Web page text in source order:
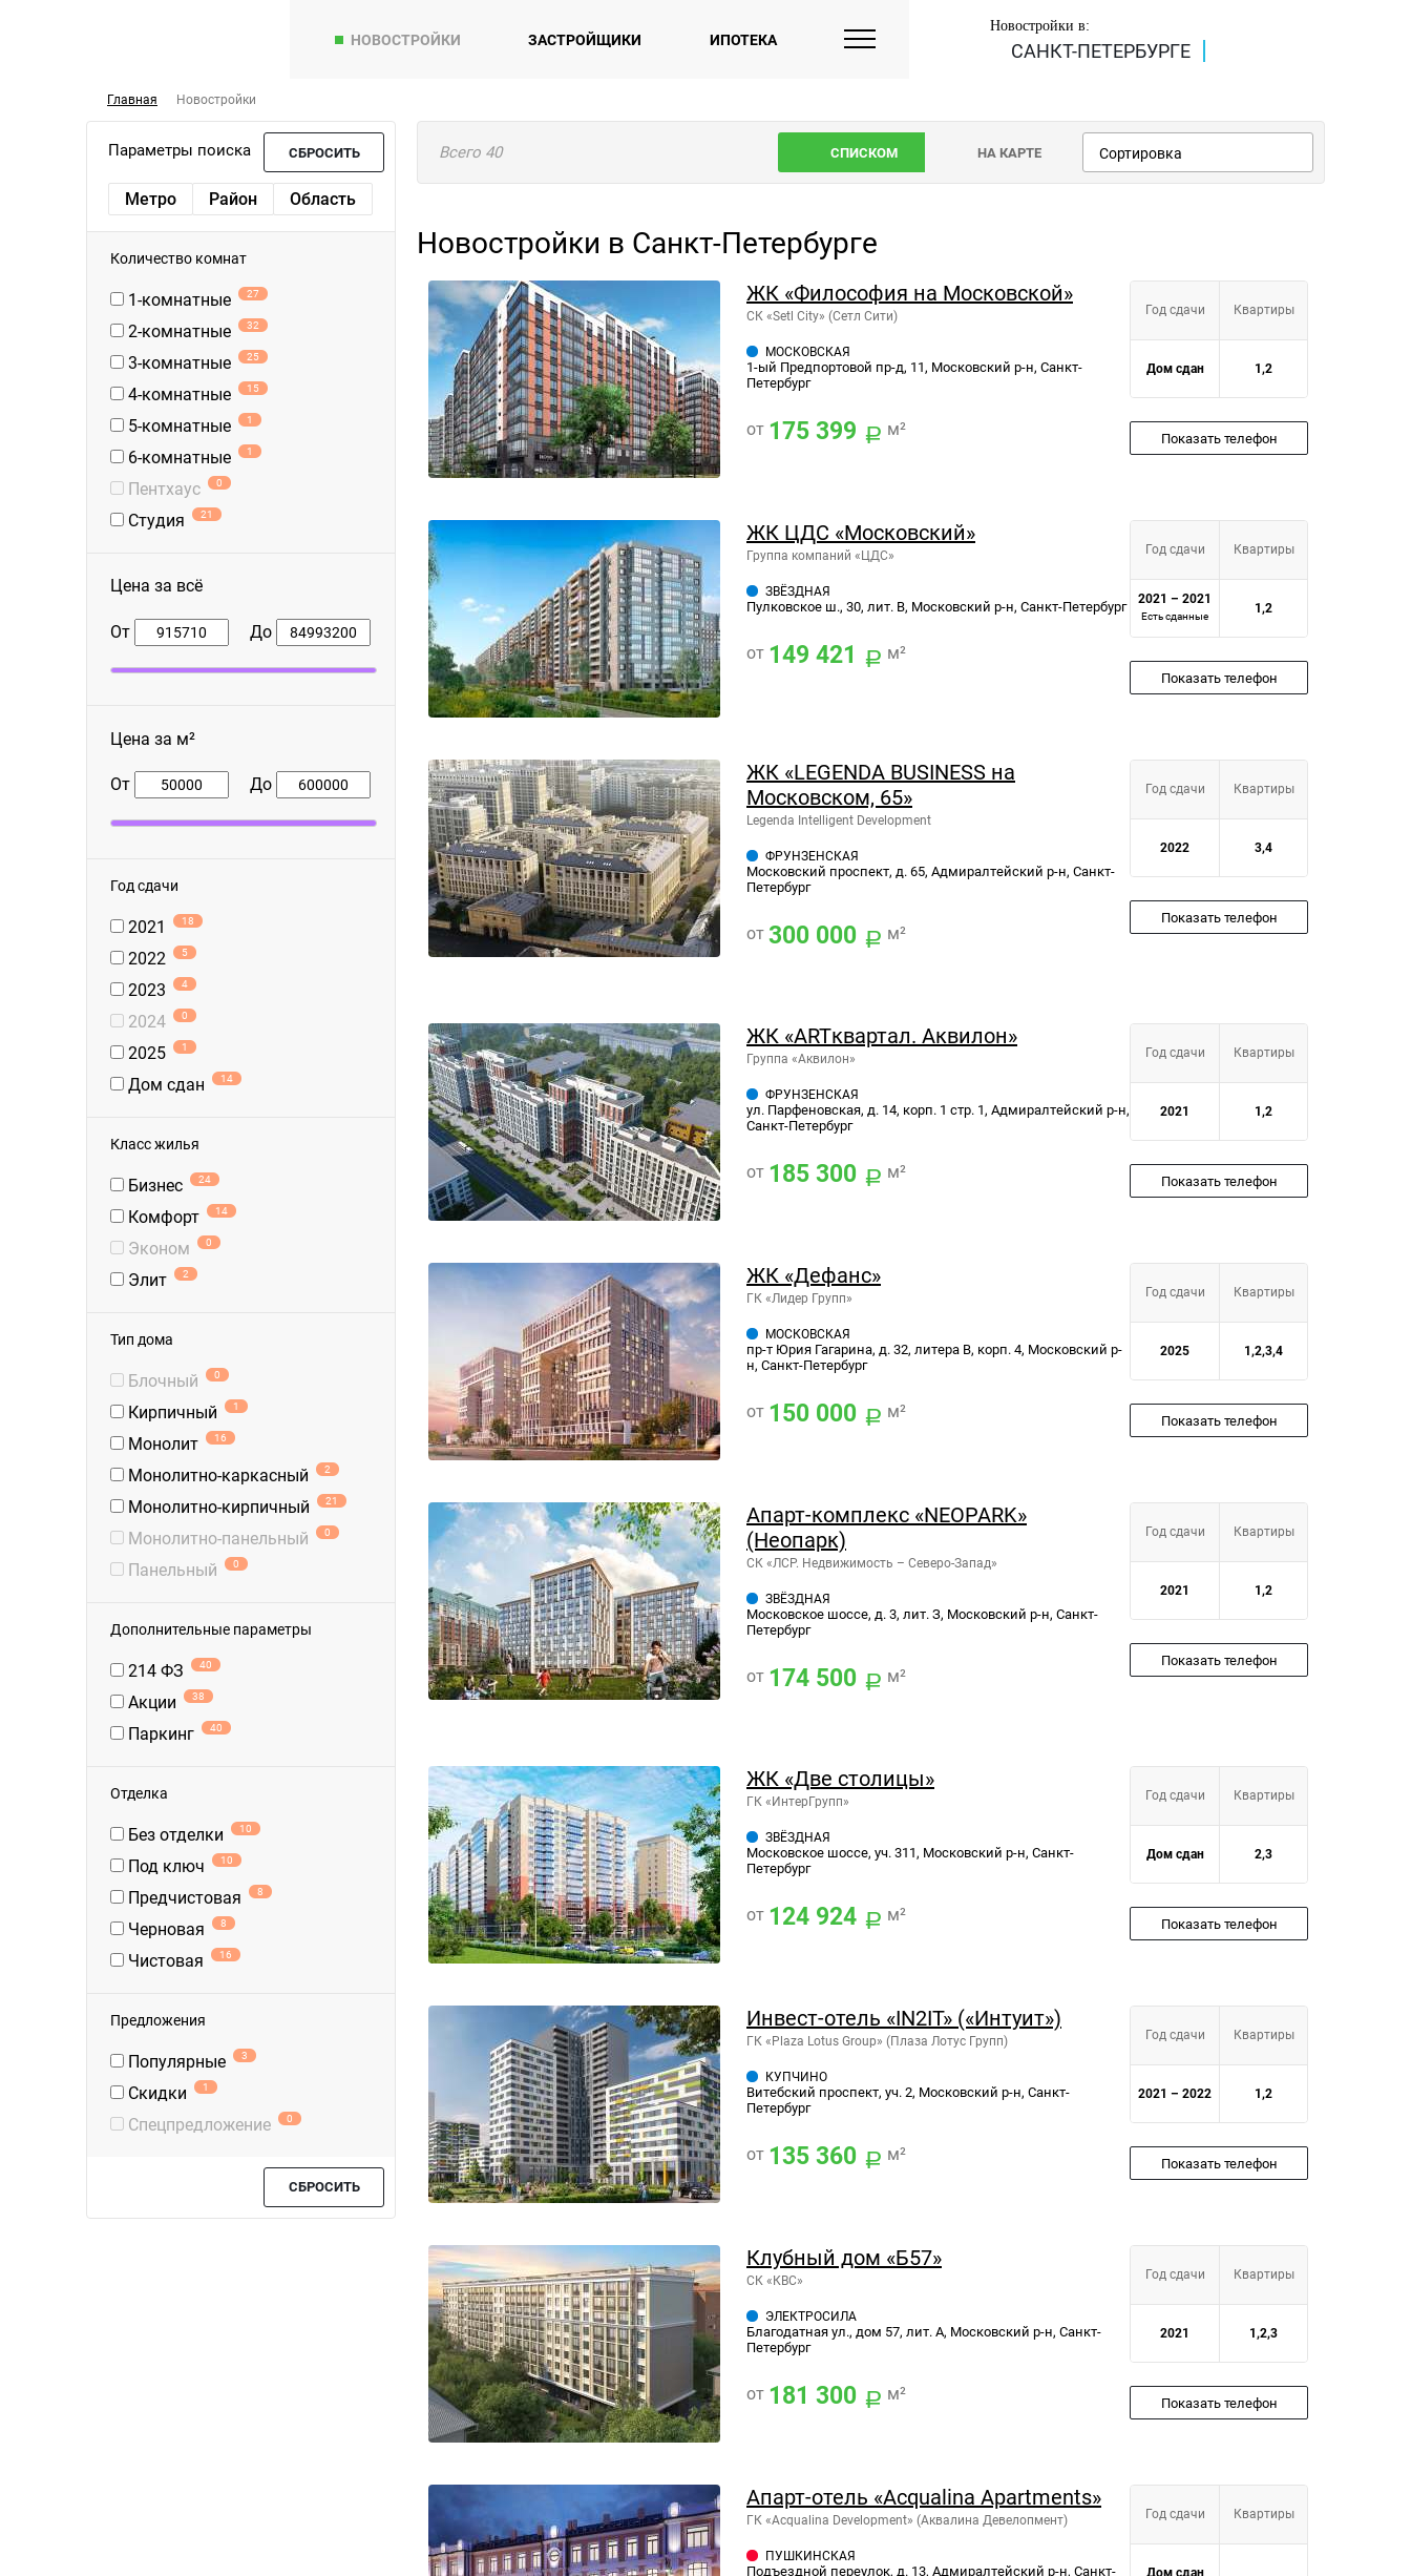
НОВОСТРОЙКИ ЗАСТРОЙЩИКИ ИПОТЕКА
Новостройки в:
САНКТ-ПЕТЕРБУРГЕ
Главная Новостройки
Параметры поиска СБРОСИТЬ
Метро Район Область
Количество комнат
1-комнатные 27
2-комнатные 32
3-комнатные 25
4-комнатные 15
5-комнатные 1
6-комнатные 1
Пентхаус 0
Студия 21
Цена за всё
От До
Цена за м²
От До
Год сдачи
2021 18
2022 5
2023 4
2024 0
2025 1
Дом сдан 14
Класс жилья
Бизнес 24
Комфорт 14
Эконом 0
Элит 2
Тип дома
Блочный 0
Кирпичный 1
Монолит 16
Монолитно-каркасный 2
Монолитно-кирпичный 21
Монолитно-панельный 0
Панельный 0
Дополнительные параметры
214 ФЗ 40
Акции 38
Паркинг 40
Отделка
Без отделки 10
Под ключ 10
Предчистовая 8
Черновая 8
Чистовая 16
Предложения
Популярные 3
Скидки 1
Спецпредложение 0
СБРОСИТЬ
Всего 40 Сортировка
НА КАРТЕ
СПИСКОМ
Новостройки в Санкт-Петербурге
ЖК «Философия на Московской»
СК «Setl City» (Сетл Сити)
МОСКОВСКАЯ
1-ый Предпортовой пр-д, 11, Московский р-н, Санкт-
Петербург
от 175 399 м²
Год сдачи Квартиры
Дом сдан 1,2
Показать телефон
ЖК ЦДС «Московский»
Группа компаний «ЦДС»
ЗВЁЗДНАЯ
Пулковское ш., 30, лит. В, Московский р-н, Санкт-Петербург
от 149 421 м²
Год сдачи Квартиры
2021 – 2021
Есть сданные
1,2
Показать телефон
ЖК «LEGENDA BUSINESS на
Московском, 65»
Legenda Intelligent Development
ФРУНЗЕНСКАЯ
Московский проспект, д. 65, Адмиралтейский р-н, Санкт-
Петербург
от 300 000 м²
Год сдачи Квартиры
2022 3,4
Показать телефон
ЖК «ARTквартал. Аквилон»
Группа «Аквилон»
ФРУНЗЕНСКАЯ
ул. Парфеновская, д. 14, корп. 1 стр. 1, Адмиралтейский р-н,
Санкт-Петербург
от 185 300 м²
Год сдачи Квартиры
2021 1,2
Показать телефон
ЖК «Дефанс»
ГК «Лидер Групп»
МОСКОВСКАЯ
пр-т Юрия Гагарина, д. 32, литера В, корп. 4, Московский р-
н, Санкт-Петербург
от 150 000 м²
Год сдачи Квартиры
2025 1,2,3,4
Показать телефон
Апарт-комплекс «NEOPARK»
(Неопарк)
СК «ЛСР. Недвижимость – Северо-Запад»
ЗВЁЗДНАЯ
Московское шоссе, д. 3, лит. З, Московский р-н, Санкт-
Петербург
от 174 500 м²
Год сдачи Квартиры
2021 1,2
Показать телефон
ЖК «Две столицы»
ГК «ИнтерГрупп»
ЗВЁЗДНАЯ
Московское шоссе, уч. 311, Московский р-н, Санкт-
Петербург
от 124 924 м²
Год сдачи Квартиры
Дом сдан 2,3
Показать телефон
Инвест-отель «IN2IT» («Интуит»)
ГК «Plaza Lotus Group» (Плаза Лотус Групп)
КУПЧИНО
Витебский проспект, уч. 2, Московский р-н, Санкт-
Петербург
от 135 360 м²
Год сдачи Квартиры
2021 – 2022 1,2
Показать телефон
Клубный дом «Б57»
СК «КВС»
ЭЛЕКТРОСИЛА
Благодатная ул., дом 57, лит. А, Московский р-н, Санкт-
Петербург
от 181 300 м²
Год сдачи Квартиры
2021 1,2,3
Показать телефон
Апарт-отель «Acqualina Apartments»
ГК «Acqualina Development» (Аквалина Девелопмент)
ПУШКИНСКАЯ
Подъездной переулок, д. 13, Адмиралтейский р-н, Санкт-
Год сдачи Квартиры
Дом сдан